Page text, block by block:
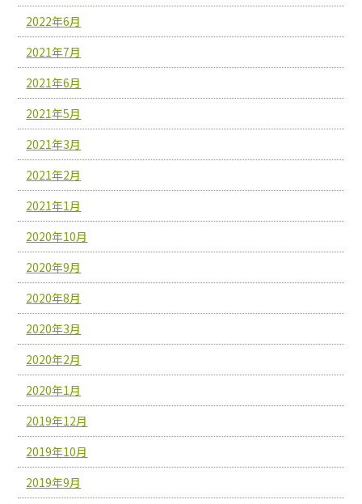
2022年6月
2021年7月
2021年6月
2021年5月
2021年3月
2021年2月
2021年1月
2020年10月
2020年9月
2020年8月
2020年3月
2020年2月
2020年1月
2019年12月
2019年10月
2019年9月